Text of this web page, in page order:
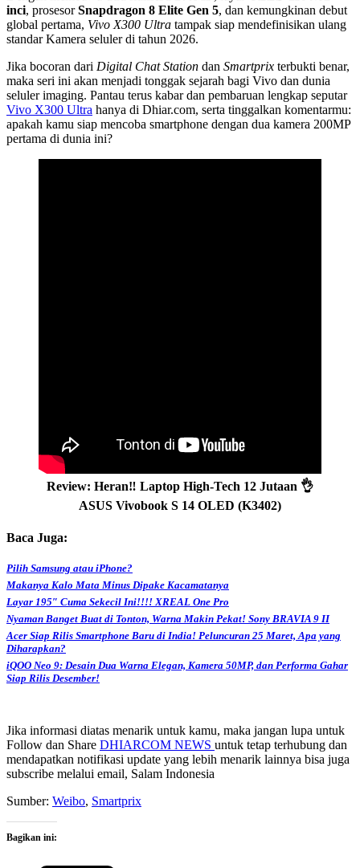
inci, prosesorSnapdragon 8 Elite Gen 5, dan kemungkinan debut
global pertama, Vivo X300 Ultra tampak siap mendefinisikan ulang
standar Kamera seluler di tahun 2026.
Jika bocoran dari Digital Chat Station dan Smartprix terbukti benar,
maka seri ini akan menjadi tonggak sejarah bagi Vivo dan dunia
seluler imaging. Pantau terus kabar dan pembaruan lengkap seputar
Vivo X300 Ultra hanya di Dhiar.com, serta tinggalkan komentarmu:
apakah kamu siap mencoba smartphone dengan dua kamera 200MP
pertama di dunia ini?
Review: Heran‼️ Laptop High-Tech 12 Jutaan 👌
ASUS Vivobook S 14 OLED (K3402)
Baca Juga:
Pilih Samsung atau iPhone?
Makanya Kalo Mata Minus Dipake Kacamatanya
Layar 195″ Cuma Sekecil Ini!!!! XREAL One Pro
Nyaman Banget Buat di Tonton, Warna Makin Pekat! Sony BRAVIA 9 II
Acer Siap Rilis Smartphone Baru di India! Peluncuran 25 Maret, Apa yang
Diharapkan?
iQOO Neo 9: Desain Dua Warna Elegan, Kamera 50MP, dan Performa Gahar
Siap Rilis Desember!
Jika informasi diatas menarik untuk kamu, maka jangan lupa untuk
Follow dan Share DHIARCOM NEWS untuk tetap terhubung dan
mendapatkan notifikasi update yang lebih menarik lainnya bisa juga
subscribe melalui email, Salam Indonesia
Sumber: Weibo, Smartprix
Bagikan ini: